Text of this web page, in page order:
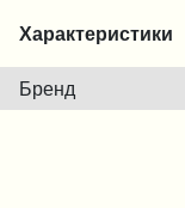
Характеристики
Бренд